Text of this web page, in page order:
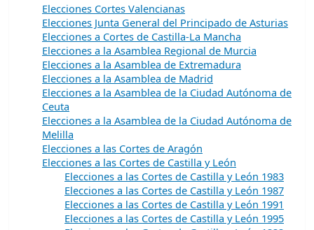
Elecciones Cortes Valencianas
Elecciones Junta General del Principado de Asturias
Elecciones a Cortes de Castilla-La Mancha
Elecciones a la Asamblea Regional de Murcia
Elecciones a la Asamblea de Extremadura
Elecciones a la Asamblea de Madrid
Elecciones a la Asamblea de la Ciudad Autónoma de
Ceuta
Elecciones a la Asamblea de la Ciudad Autónoma de
Melilla
Elecciones a las Cortes de Aragón
Elecciones a las Cortes de Castilla y León
Elecciones a las Cortes de Castilla y León 1983
Elecciones a las Cortes de Castilla y León 1987
Elecciones a las Cortes de Castilla y León 1991
Elecciones a las Cortes de Castilla y León 1995